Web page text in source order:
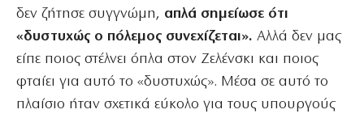
δεν ζήτησε συγγνώμη, απλά σημείωσε ότι
«δυστυχώς ο πόλεμος συνεχίζεται». Αλλά δεν μας
είπε ποιος στέλνει όπλα στον Ζελένσκι και ποιος
φταίει για αυτό το «δυστυχώς». Μέσα σε αυτό το
πλαίσιο ήταν σχετικά εύκολο για τους υπουργούς